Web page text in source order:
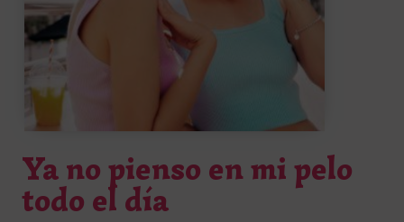
Ya no pienso en mi pelo
todo el día